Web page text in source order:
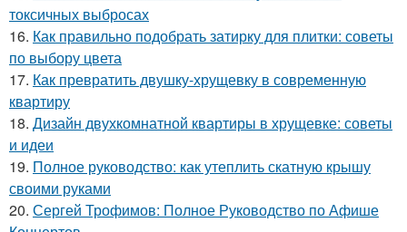
токсичных выбросах
16. Как правильно подобрать затирку для плитки: советы
по выбору цвета
17. Как превратить двушку-хрущевку в современную
квартиру
18. Дизайн двухкомнатной квартиры в хрущевке: советы
и идеи
19. Полное руководство: как утеплить скатную крышу
своими руками
20. Сергей Трофимов: Полное Руководство по Афише